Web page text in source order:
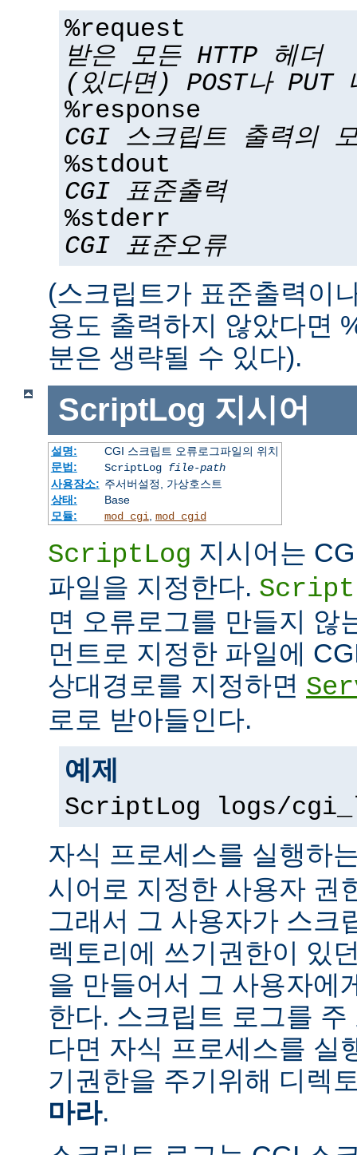
%request
받은 모든 HTTP 헤더
(있다면) POST나 PUT
%response
CGI 스크립트 출력의
%stdout
CGI 표준출력
%stderr
CGI 표준오류
(스크립트가 표준출력이
용도 출력하지 않았다면
분은 생략될 수 있다).
ScriptLog 지시어
설명:
CGI 스크립트 오류로그파일의 위치
문법:
ScriptLog file-path
사용장소: 주서버설정, 가상호스트
상태:
Base
모듈:
mod_cgi mod_cgid
ScriptLog 지시어는
파일을 지정한다.
면 오류로그를 만들지 않
먼트로 지정한 파일에
상대경로를 지정하면
로로 받아들인다.
예제
ScriptLog logs/
자식 프로세스를 실행하
시어로 지정한 사용자 권
그래서 그 사용자가 스크
렉토리에 쓰기권한이 있
을 만들어서 그 사용자에
한다. 스크립트 로그를
다면 자식 프로세스를 실
기권한을 주기위해 디렉
마라.